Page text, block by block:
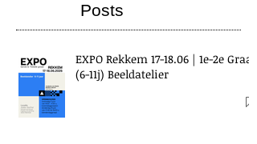
Posts
EXPO Rekkem 17-18.06 | 1e-2e Graad
(6-11j) Beeldatelier